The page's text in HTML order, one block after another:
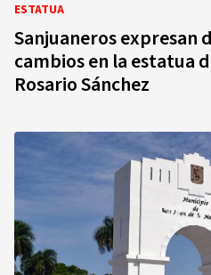
ESTATUA
Sanjuaneros expresan
cambios en la estatua
Rosario Sánchez